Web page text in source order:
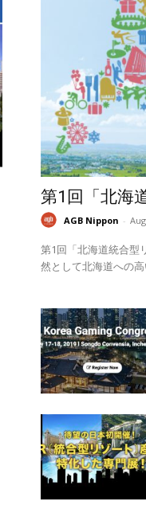
第1回「北海
AGB Nippon -
第1回「北海道統合型
然として北海道への高